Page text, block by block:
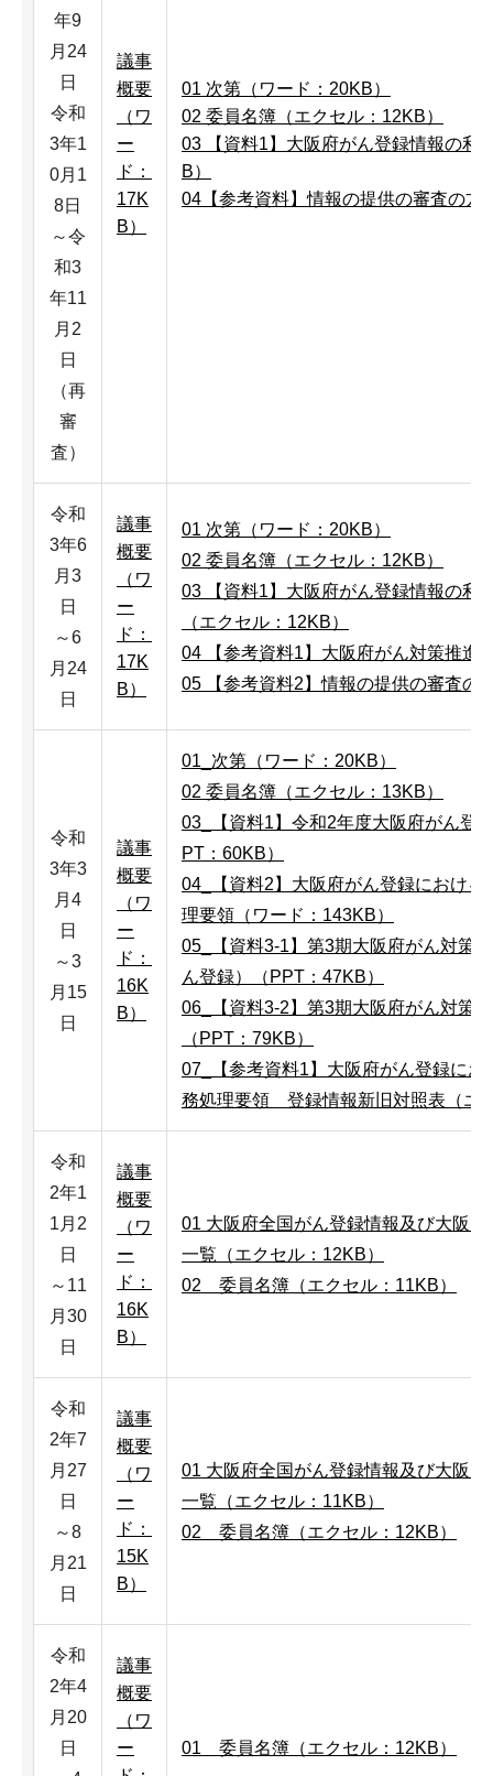
年9
月24
日
令和
3年1
0月1
8日
～令
和3
年11
月2
日
（再
審
査）
議事
概要
（ワ
ー
ド：
17K
B）
01 次第（ワード：20KB）
02 委員名簿（エクセル：12KB）
03 【資料1】大阪府がん登録情報の利
B）
04【参考資料】情報の提供の審査の方
令和
3年6
月3
日
～6
月24
日
議事
概要
（ワ
ー
ド：
17K
B）
01 次第（ワード：20KB）
02 委員名簿（エクセル：12KB）
03 【資料1】大阪府がん登録情報の利
（エクセル：12KB）
04 【参考資料1】大阪府がん対策推進
05 【参考資料2】情報の提供の審査の
令和
3年3
月4
日
～3
月15
日
議事
概要
（ワ
ー
ド：
16K
B）
01_次第（ワード：20KB）
02 委員名簿（エクセル：13KB）
03_【資料1】令和2年度大阪府がん
PT：60KB）
04_【資料2】大阪府がん登録におけ
理要領（ワード：143KB）
05_【資料3-1】第3期大阪府がん対策
ん登録）（PPT：47KB）
06_【資料3-2】第3期大阪府がん対策
（PPT：79KB）
07_【参考資料1】大阪府がん登録に
務処理要領 登録情報新旧対照表（エ
令和
2年1
1月2
日
～11
月30
日
議事
概要
（ワ
ー
ド：
16K
B）
01 大阪府全国がん登録情報及び大阪
一覧（エクセル：12KB）
02＿委員名簿（エクセル：11KB）
令和
2年7
月27
日
～8
月21
日
議事
概要
（ワ
ー
ド：
15K
B）
01 大阪府全国がん登録情報及び大阪
一覧（エクセル：11KB）
02＿委員名簿（エクセル：12KB）
令和
2年4
月20
日
議事
概要
（ワ
ー
01 委員名簿（エクセル：12KB）